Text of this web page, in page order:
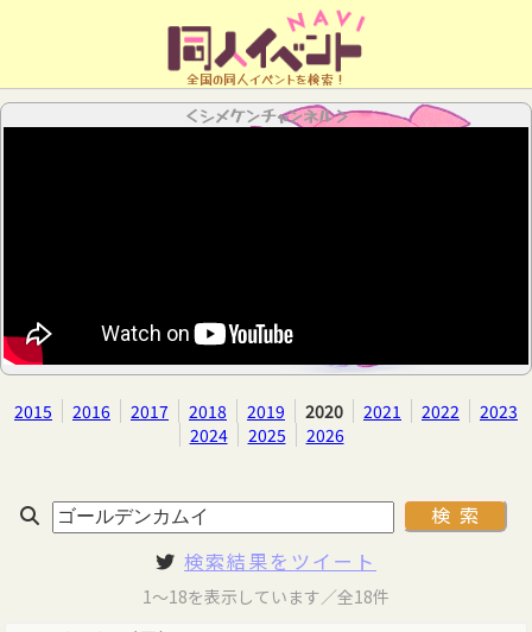
全国の同人イベントを検索！
＜シメケンチャンネル＞
2015 2016 2017 2018 2019 2020 2021 2022
2023
2024
2025 2026
検索結果をツイート
1～18を表示しています／全18件